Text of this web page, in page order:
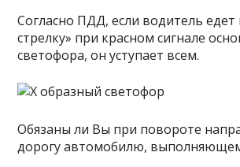
Согласно ПДД, если водитель едет
стрелку» при красном сигнале
светофора, он уступает всем.
Обязаны ли Вы при повороте
дорогу автомобилю,